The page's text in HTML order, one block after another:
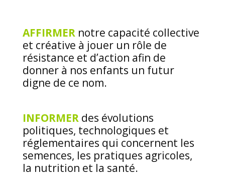
AFFIRMERnotre capacité collective
et créative à jouer un rôle de
résistance et d’action afin de
donner à nos enfants un futur
digne de ce nom.
INFORMERdes évolutions
politiques, technologiques et
réglementaires qui concernent les
semences, les pratiques agricoles,
la nutrition et la santé.